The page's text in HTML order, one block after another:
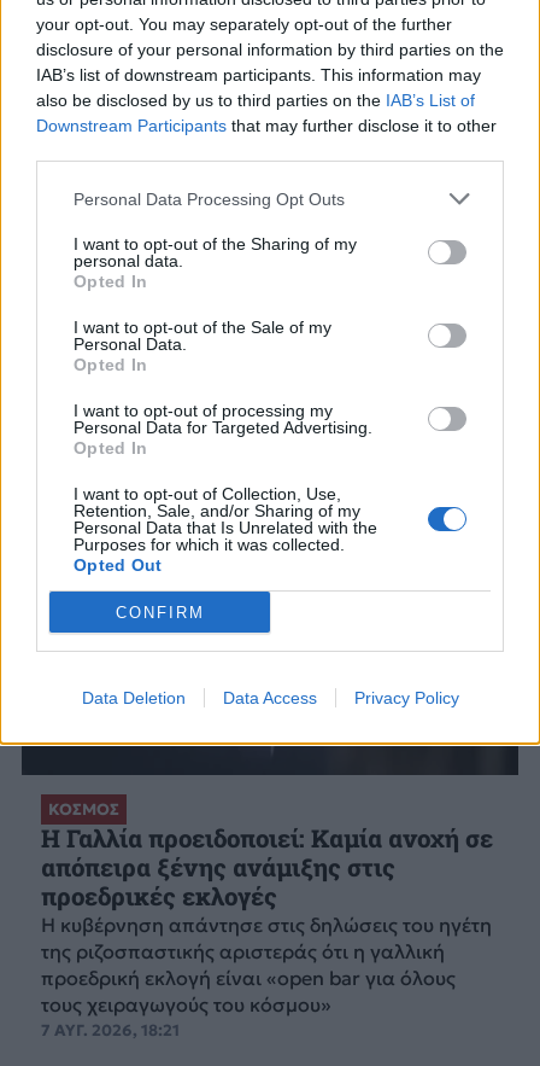
your opt-out. You may separately opt-out of the further
disclosure of your personal information by third parties on the
IAB’s list of downstream participants. This information may
also be disclosed by us to third parties on the IAB’s List of
Downstream Participants that may further disclose it to other
Personal Data Processing Opt Outs
I want to opt-out of the Sharing of my
personal data.
Opted In
I want to opt-out of the Sale of my
Personal Data.
Opted In
I want to opt-out of processing my
Personal Data for Targeted Advertising.
Opted In
I want to opt-out of Collection, Use,
Retention, Sale, and/or Sharing of my
Personal Data that Is Unrelated with the
Purposes for which it was collected.
Opted Out
CONFIRM
Data Deletion Data Access Privacy Policy
ΣΧΕΤΙΚΑ ΑΡΘΡΑ
ΚΟΣΜΟΣ
Η Γαλλία προειδοποιεί: Καμία ανοχή σε
απόπειρα ξένης ανάμιξης στις
προεδρικές εκλογές
Η κυβέρνηση απάντησε στις δηλώσεις του ηγέτη
της ριζοσπαστικής αριστεράς ότι η γαλλική
προεδρική εκλογή είναι «open bar για όλους
τους χειραγωγούς του κόσμου»
7 ΑΥΓ. 2026, 18:21